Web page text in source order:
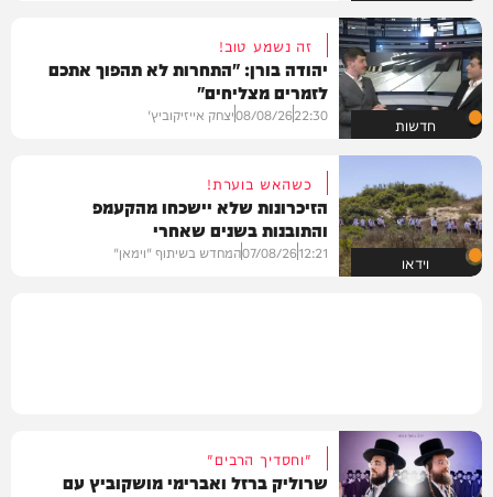
חדשות
זה נשמע טוב!
יהודה בורן: "התחרות לא תהפוך אתכם
לזמרים מצליחים"
22:30
08/08/26יצחק אייזיקוביץ'
וידאו
כשהאש בוערת!
הזיכרונות שלא יישכחו מהקעמפ
והתובנות בשנים שאחרי
12:21
07/08/26המחדש בשיתוף "וימאן"
"וחסדיך הרבים"
שרוליק ברזל ואברימי מושקוביץ עם